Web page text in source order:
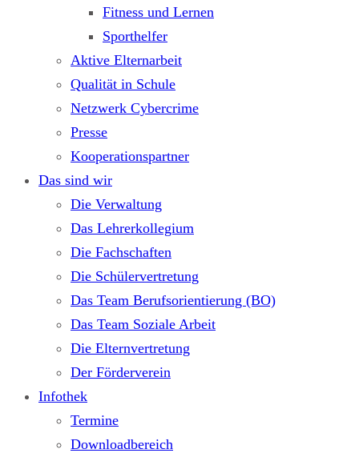
Fitness und Lernen
Sporthelfer
Aktive Elternarbeit
Qualität in Schule
Netzwerk Cybercrime
Presse
Kooperationspartner
Das sind wir
Die Verwaltung
Das Lehrerkollegium
Die Fachschaften
Die Schülervertretung
Das Team Berufsorientierung (BO)
Das Team Soziale Arbeit
Die Elternvertretung
Der Förderverein
Infothek
Termine
Downloadbereich